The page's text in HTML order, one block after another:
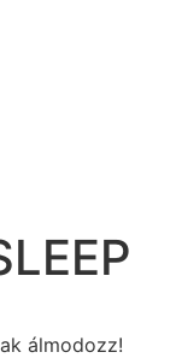
álmodozz!